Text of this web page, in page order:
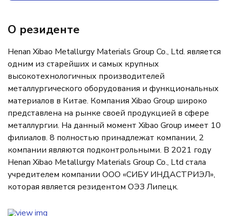
О резиденте
Henan Xibao Metallurgy Materials Group Co., Ltd. является
одним из старейших и самых крупных
высокотехнологичных производителей
металлургического оборудования и функциональных
материалов в Китае. Компания Xibao Group широко
представлена на рынке своей продукцией в сфере
металлургии. На данный момент Xibao Group имеет 10
филиалов. 8 полностью принадлежат компании, 2
компании являются подконтрольными. В 2021 году
Henan Xibao Metallurgy Materials Group Co., Ltd стала
учредителем компании ООО «СИБУ ИНДАСТРИЭЛ»,
которая является резидентом ОЭЗ Липецк.